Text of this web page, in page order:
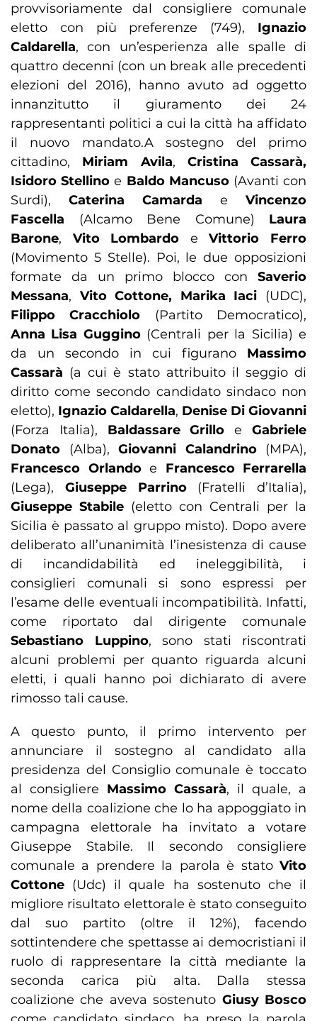
provvisoriamente dal consigliere comunale
eletto con più preferenze (749), Ignazio
Caldarella, con un’esperienza alle spalle di
quattro decenni (con un break alle precedenti
elezioni del 2016), hanno avuto ad oggetto
innanzitutto il giuramento dei 24
rappresentanti politici a cui la città ha affidato
il nuovo mandato.A sostegno del primo
cittadino, Miriam Avila, Cristina Cassarà,
Isidoro Stellinoe Baldo Mancuso (Avanti con
Surdi), Caterina Camarda e Vincenzo
Fascella (Alcamo Bene Comune) Laura
Barone, Vito Lombardo eVittorio Ferro
(Movimento 5 Stelle). Poi, le due opposizioni
formate da un primo blocco con Saverio
Messana, Vito Cottone, Marika Iaci (UDC),
Filippo Cracchiolo (Partito Democratico),
Anna Lisa Guggino(Centrali per la Sicilia) e
da un secondo in cui figurano Massimo
Cassarà (a cui è stato attribuito il seggio di
diritto come secondo candidato sindaco non
eletto), Ignazio Caldarella, Denise Di Giovanni
(Forza Italia), Baldassare GrilloeGabriele
Donato (Alba), Giovanni Calandrino(MPA),
Francesco Orlandoe Francesco Ferrarella
(Lega), Giuseppe Parrino(Fratelli d’Italia),
Giuseppe Stabile (eletto con Centrali per la
Sicilia è passato al gruppo misto). Dopo avere
deliberato all’unanimità l’inesistenza di cause
di incandidabilità ed ineleggibilità, i
consiglieri comunali si sono espressi per
l’esame delle eventuali incompatibilità. Infatti,
come riportato dal dirigente comunale
Sebastiano Luppino, sono stati riscontrati
alcuni problemi per quanto riguarda alcuni
eletti, i quali hanno poi dichiarato di avere
rimosso tali cause.
A questo punto, il primo intervento per
annunciare il sostegno al candidato alla
presidenza del Consiglio comunale è toccato
al consigliere Massimo Cassarà, il quale, a
nome della coalizione che lo ha appoggiato in
campagna elettorale ha invitato a votare
Giuseppe Stabile. Il secondo consigliere
comunale a prendere la parola è stato Vito
Cottone (Udc) il quale ha sostenuto che il
migliore risultato elettorale è stato conseguito
dal suo partito (oltre il 12%), facendo
sottintendere che spettasse ai democristiani il
ruolo di rappresentare la città mediante la
seconda carica più alta. Dalla stessa
coalizione che aveva sostenuto Giusy Bosco